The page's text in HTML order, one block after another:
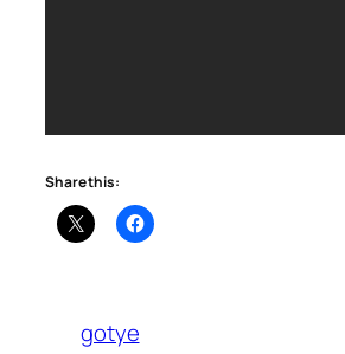
Share this:
gotye